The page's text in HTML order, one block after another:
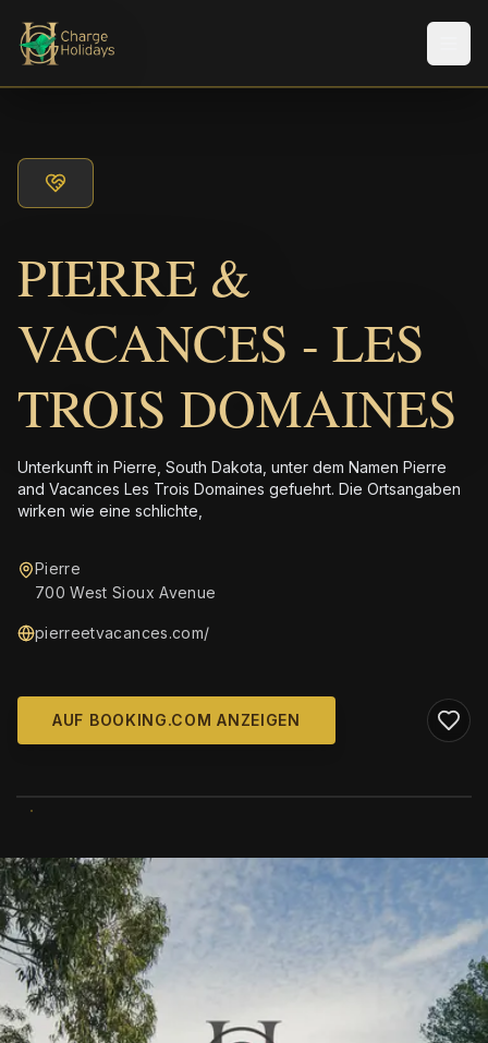
PIERRE &
VACANCES - LES
TROIS DOMAINES
Unterkunft in Pierre, South Dakota, unter dem Namen Pierre
and Vacances Les Trois Domaines gefuehrt. Die Ortsangaben
wirken wie eine schlichte,
Pierre
700 West Sioux Avenue
pierreetvacances.com/
AUF BOOKING.COM ANZEIGEN